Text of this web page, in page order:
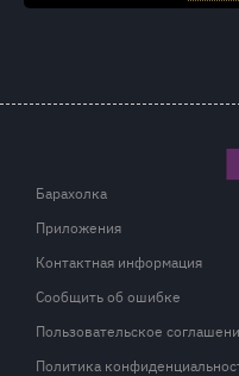
Барахолка
Приложения
Контактная информация
Сообщить об ошибке
Пользовательское
Политика